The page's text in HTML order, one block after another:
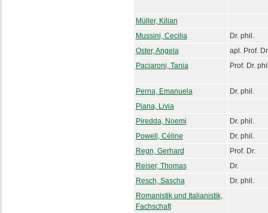
Müller, Kilian
Mussini, Cecilia
Dr. phil.
Oster, Angela
apl. Prof.
Paciaroni, Tania
Prof. Dr.
Perna, Emanuela
Dr. phil.
Piana, Livia
Piredda, Noemi
Dr. phil.
Powell, Céline
Dr. phil.
Regn, Gerhard
Prof. Dr.
Reiser, Thomas
Dr.
Resch, Sascha
Dr. phil.
Romanistik und Italianistik,
Fachschaft